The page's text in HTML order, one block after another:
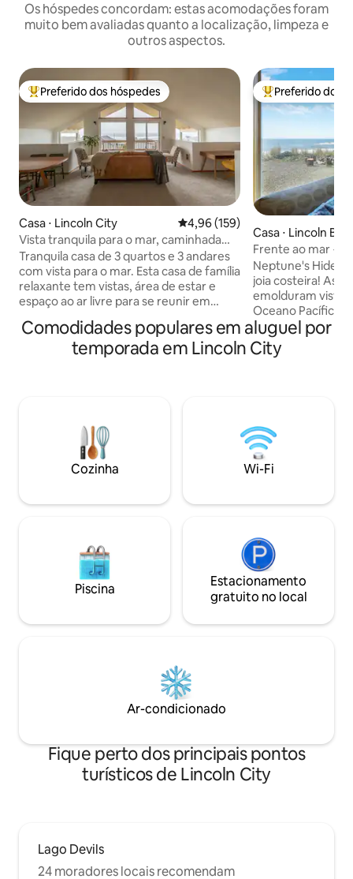
Os hóspedes concordam: estas acomodações foram
muito bem avaliadas quanto a localização, limpeza e
outros aspectos.
Entre os melhores preferidos dos hóspedes
Preferido dos hóspedes
Casa ⋅ Lincoln City 4,96 de uma avaliação média de
4,96 (159)
Vista tranquila para o mar, caminhada
até a praia, suíte king.
Tranquila casa de 3 quartos e 3 andares
com vista para o mar. Esta casa de família
relaxante tem vistas, área de estar e
espaço ao ar livre para se reunir em
cima é linda! Encontre-se cativado pelo
pôr do sol. Veja alguns dos veados locais
pastando no quintal. A praia fica a uma
explorar e você pode ser um dos
sortudos a encontrar um flutuador de
vidro especialmente criado e escondido
Entre os
Preferido dos
Casa ⋅ Lincoln
Frente ao mar +
hidromassagem =
paradisíaca!
Neptune's
joia costeira! As janelas do chão ao teto
emolduram
Oceano Pacífico,
evoca o calor de
clássica. Com
uma atmosfera
melhor parte?
minutos de um
de resort e
Traga crianças,
Comodidades populares em aluguel por
temporada em Lincoln City
Cozinha Wi-Fi
Piscina
Estacionamento
gratuito no local
Ar-condicionado
Fique perto dos principais pontos
turísticos de Lincoln City
Lago Devils
24 moradores locais recomendam